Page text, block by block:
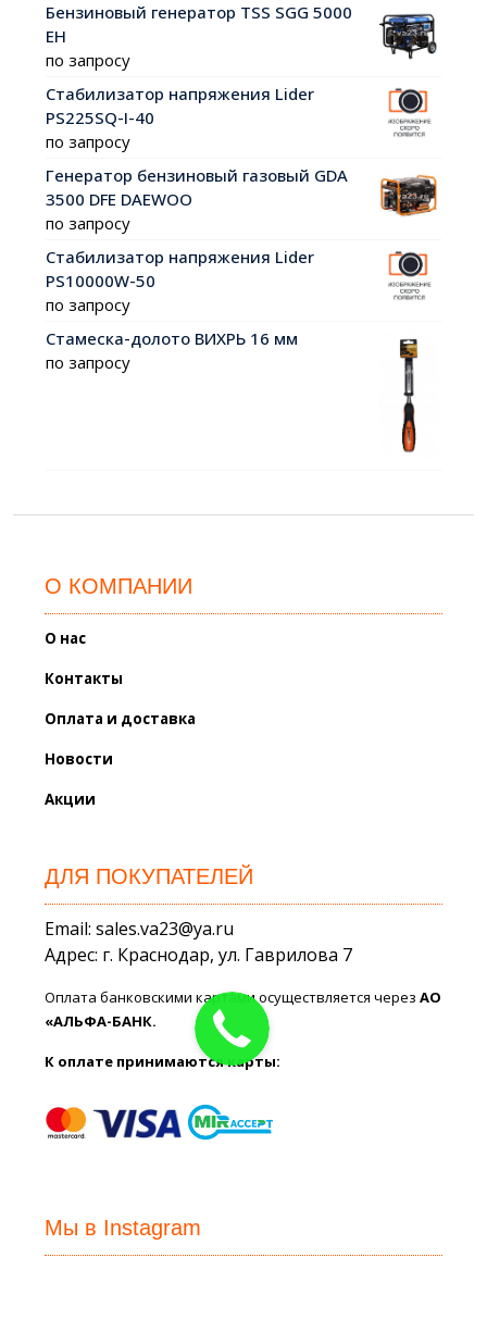
Бензиновый генератор TSS SGG 5000
EH
по запросу
Стабилизатор напряжения Lider
PS225SQ-I-40
по запросу
Генератор бензиновый газовый GDA
3500 DFE DAEWOO
по запросу
Стабилизатор напряжения Lider
PS10000W-50
по запросу
Стамеска-долото ВИХРЬ 16 мм
по запросу
О КОМПАНИИ
О нас
Контакты
Оплата и доставка
Новости
Акции
ДЛЯ ПОКУПАТЕЛЕЙ
Email: sales.va23@ya.ru
Адрес: г. Краснодар, ул. Гаврилова 7
Оплата банковскими картами осуществляется черезАО
«АЛЬФА-БАНК.
К оплате принимаются карты:
Мы в Instagram